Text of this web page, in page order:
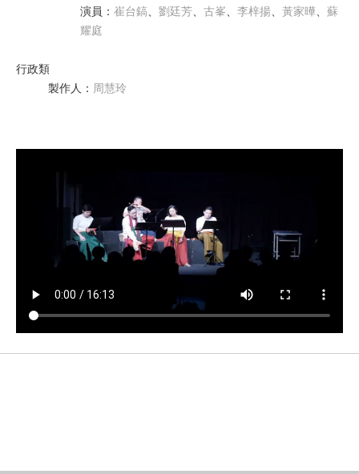
演員 ： 崔台鎬、 劉廷芳、 古峯、 李梓揚、 黃家曄、 蘇
耀庭
行政類
製作人 ： 周慧玲